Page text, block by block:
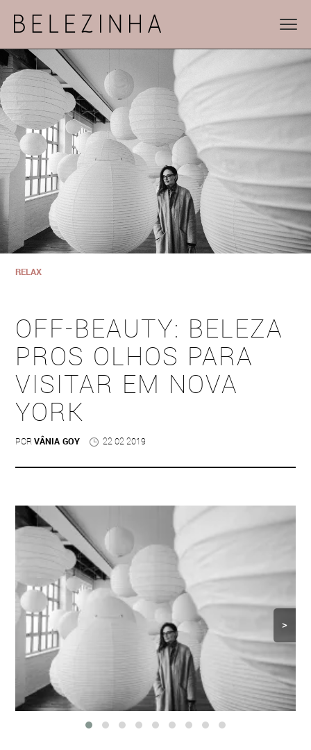
RELAX
OFF-BEAUTY: BELEZA
PROS OLHOS PARA
VISITAR EM NOVA
YORK
PORVÂNIA GOY 22 02 2019
A sala de lanternas de papel do Noguchi Museum (Foto: Alex Batista)
>